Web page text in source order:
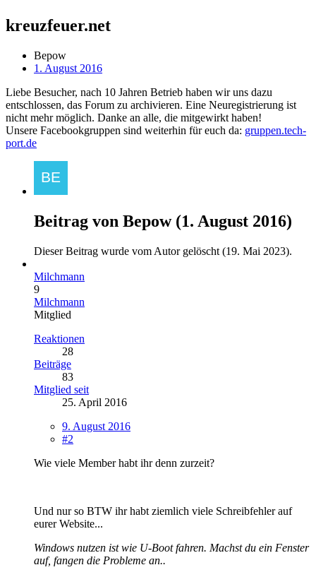
kreuzfeuer.net
Bepow
1. August 2016
Liebe Besucher, nach 10 Jahren Betrieb haben wir uns dazu
entschlossen, das Forum zu archivieren. Eine Neuregistrierung ist
nicht mehr möglich. Danke an alle, die mitgewirkt haben!
Unsere Facebookgruppen sind weiterhin für euch da: gruppen.tech-
port.de
Beitrag von Bepow(1. August 2016)
Dieser Beitrag wurde vom Autor gelöscht (19. Mai 2023).
Milchmann
9
Milchmann
Mitglied
Reaktionen
28
Beiträge
83
Mitglied seit
25. April 2016
9. August 2016
#2
Wie viele Member habt ihr denn zurzeit?
Und nur so BTW ihr habt ziemlich viele Schreibfehler auf
eurer Website...
Windows nutzen ist wie U-Boot fahren. Machst du ein Fenster
auf, fangen die Probleme an..